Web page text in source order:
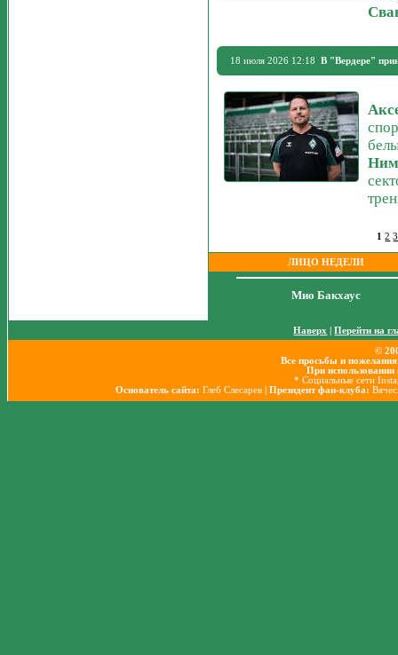
18 июля 2026 12:18 В "Вердере"
1 2 3
ЛИЦО НЕДЕЛИ
Мио Бакхаус
Наверх |Перейти на
©
Все просьбы и
При использовании
* Социальные сети
Основатель сайта: Глеб Слесарев | Президент фан-клуба: